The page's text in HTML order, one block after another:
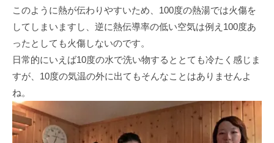
このように熱が伝わりやすいため、100度の熱湯では火傷を
してしまいますし、逆に熱伝導率の低い空気は例え100度あ
ったとしても火傷しないのです。
日常的にいえば10度の水で洗い物するととても冷たく感じま
すが、10度の気温の外に出てもそんなことはありませんよ
ね。